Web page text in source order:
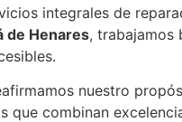
integrales de
de Henares, trabajamos
nuestro
combinan